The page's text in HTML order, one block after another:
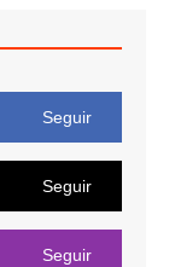
Seguir
Seguir
Seguir